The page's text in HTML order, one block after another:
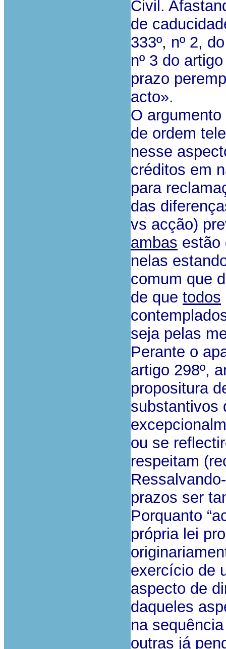
Civil.
de
333º, nº 2,
nº 3 do
prazo
acto».
O
de ordem
nesse
créditos em
para
das
vs acção)
ambas estão
nelas
comum que
de que todos
seja pelas
Perante o
artigo 298º,
propositura
substantivos
ou se
respeitam
prazos ser
Porquanto
própria lei
exercício de
aspecto de
daqueles
na
outras já